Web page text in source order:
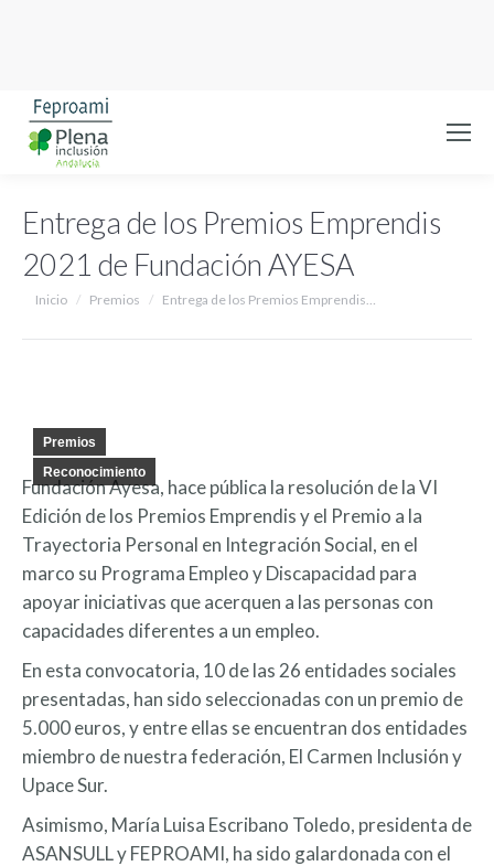
Entrega de los Premios Emprendis
2021 de Fundación AYESA
Estás aquí:
Inicio Premios Entrega de los Premios Emprendis…
Premios
Reconocimiento
Fundación Ayesa, hace pública la resolución de la VI
Edición de los Premios Emprendis y el Premio a la
Trayectoria Personal en Integración Social, en el
marco su Programa Empleo y Discapacidad para
apoyar iniciativas que acerquen a las personas con
capacidades diferentes a un empleo.
En esta convocatoria, 10 de las 26 entidades sociales
presentadas, han sido seleccionadas con un premio de
5.000 euros, y entre ellas se encuentran dos entidades
miembro de nuestra federación, El Carmen Inclusión y
Upace Sur.
Asimismo, María Luisa Escribano Toledo, presidenta de
ASANSULL y FEPROAMI, ha sido galardonada con el